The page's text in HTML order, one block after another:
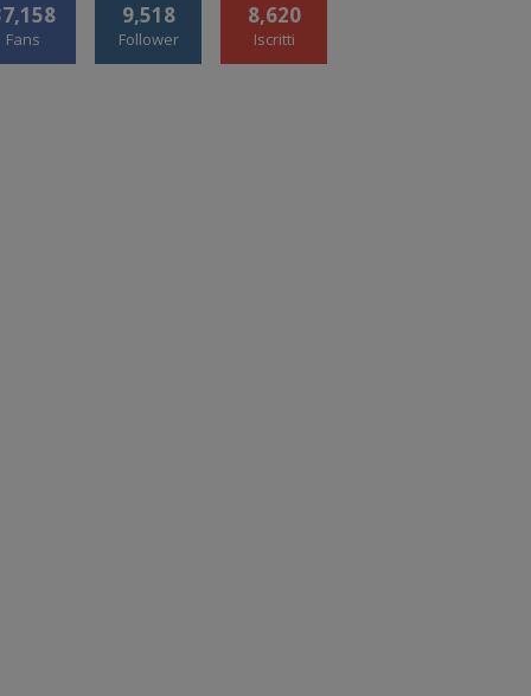
Fans
9,518
Follower
8,620
Iscritti